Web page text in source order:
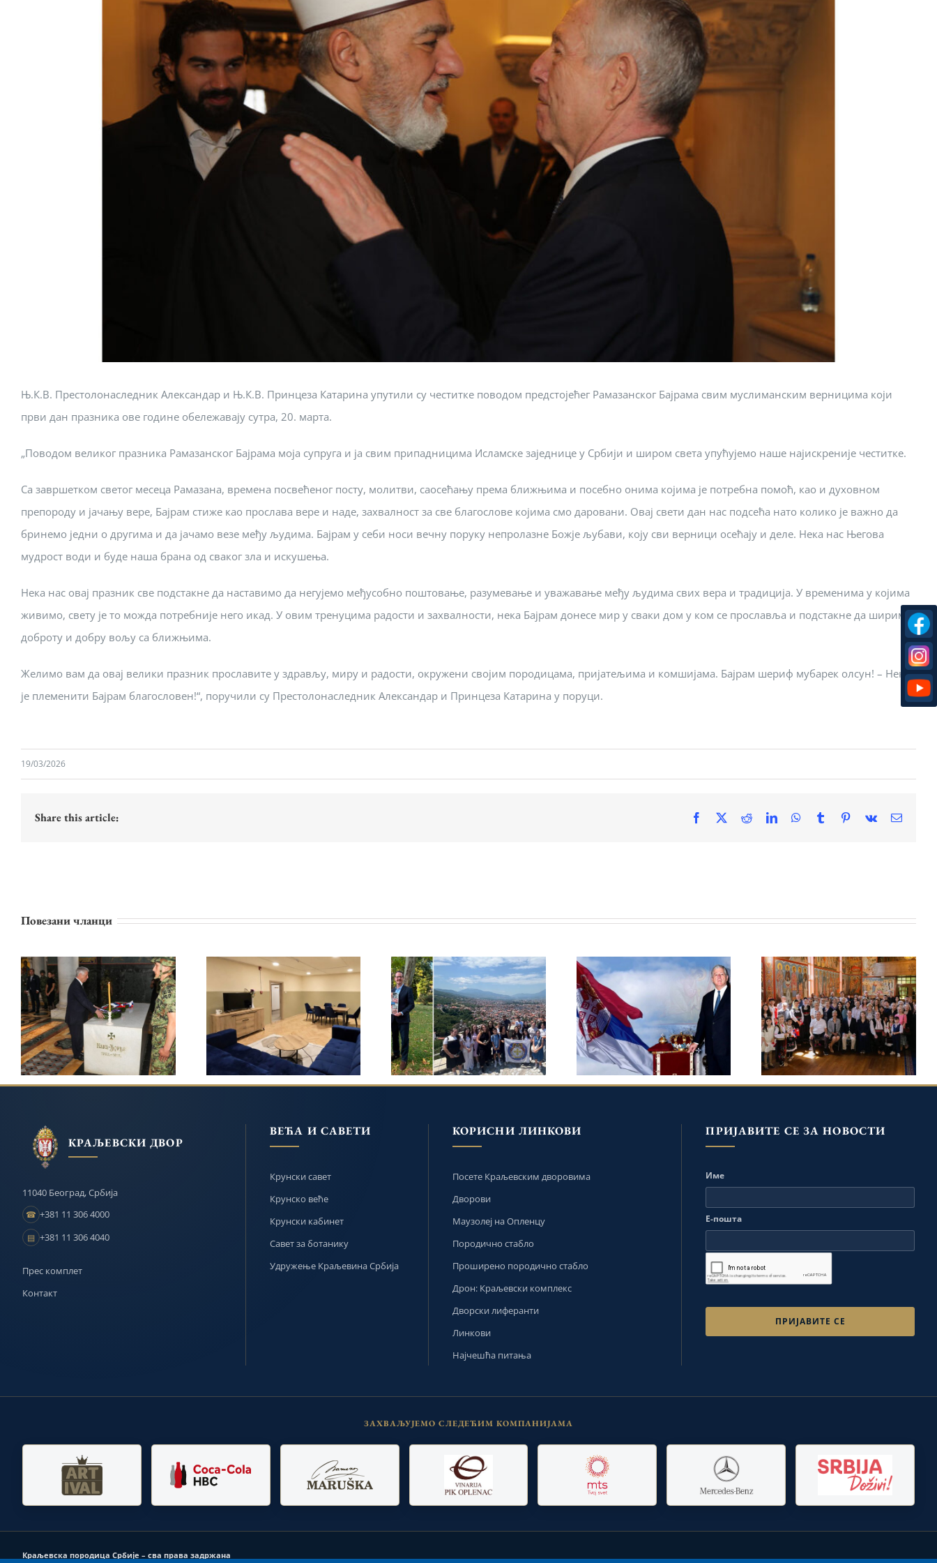
Њ.К.В. Престолонаследник Александар и Њ.К.В. Принцеза Катарина упутили су честитке поводом предстојећег Рамазанског Бајрама свим муслиманским верницима који
први дан празника ове године обележавају сутра, 20. марта.
„Поводом великог празника Рамазанског Бајрама моја супруга и ја свим припадницима Исламске заједнице у Србији и широм света упућујемо наше најискреније честитке.
Са завршетком светог месеца Рамазана, времена посвећеног посту, молитви, саосећању према ближњима и посебно онима којима је потребна помоћ, као и духовном
препороду и јачању вере, Бајрам стиже као прослава вере и наде, захвалност за све благослове којима смо даровани. Овај свети дан нас подсећа нато колико је важно да
бринемо једни о другима и да јачамо везе међу људима. Бајрам у себи носи вечну поруку непролазне Божје љубави, коју сви верници осећају и деле. Нека нас Његова
мудрост води и буде наша брана од сваког зла и искушења.
Нека нас овај празник све подстакне да наставимо да негујемо међусобно поштовање, разумевање и уважавање међу људима свих вера и традиција. У временима у којима
живимо, свету је то можда потребније него икад. У овим тренуцима радости и захвалности, нека Бајрам донесе мир у сваки дом у ком се прославља и подстакне да ширимо
доброту и добру вољу са ближњима.
Желимо вам да овај велики празник прославите у здрављу, миру и радости, окружени својим породицама, пријатељима и комшијама. Бајрам шериф мубарек олсун! – Нека
је племенити Бајрам благословен!“, поручили су Престолонаследник Александар и Принцеза Катарина у поруци.
19/03/2026
Share this article: Facebook RedditLinkedInWhatsApp
Tumblr Pinterest
Vk Email
Повезани чланци
КРАЉЕВСКА ПОРОДИЦА
ОДАЛА ПОЧАСТ
КАРАЂОРЂУ НА
ОПЛЕНЦУ НА 209.
ГОДИШЊИЦУ СМРТИ
ПРИНЦЕЗА КАТАРИНА
И ЛАЈФЛАЈН ЧИКАГО
НАСТАВИЛИ ОБНОВУ
ДЕЧЈЕГ ДОМА У
БАЊАЛУЦИ
10. СВЕТОАРХАНГЕЛСКА
ЛЕТЊА ШКОЛА У
ПРИЗРЕНУ ПОД
ПОКРОВИТЕЉСТВОМ
ПРИНЦА НАСЛЕДНИКА
ФИЛИПА И ПРИНЦЕЗЕ
ДАНИЦЕ
ПРЕСТОЛОНАСЛЕДНИК
АЛЕКСАНДАР НА
РОЂЕНДАН ОБЕЛЕЖАВА
25. ГОДИШЊИЦУ
ПОВРАТКА У ОТАЏБИНУ
ПОСЕТА ПРИНЦА
НАСЛЕДНИКА ФИЛИПА
И ПРИНЦЕЗЕ ДАНИЦЕ
СРПСКИМ
ПРАВОСЛАВНИМ
СВЕТИЊАМА И
ЗАЈЕДНИЦАМА У
КАНАДИ
КРАЉЕВСКИ ДВОР
11040 Београд, Србија
☎ +381 11 306 4000
▤ +381 11 306 4040
Прес комплет
Контакт
ВЕЋА И САВЕТИ
Крунски савет
Крунско веће
Крунски кабинет
Савет за ботанику
Удружење Краљевина Србија
КОРИСНИ ЛИНКОВИ
Посете Краљевским дворовима
Дворови
Маузолеј на Опленцу
Породично стабло
Проширено породично стабло
Дрон: Краљевски комплекс
Дворски лиферанти
Линкови
Најчешћа питања
ПРИЈАВИТЕ СЕ ЗА НОВОСТИ
Име
Е-пошта
ЗАХВАЉУЈЕМО СЛЕДЕЋИМ КОМПАНИЈАМА
Краљевска породица Србије – сва права задржана